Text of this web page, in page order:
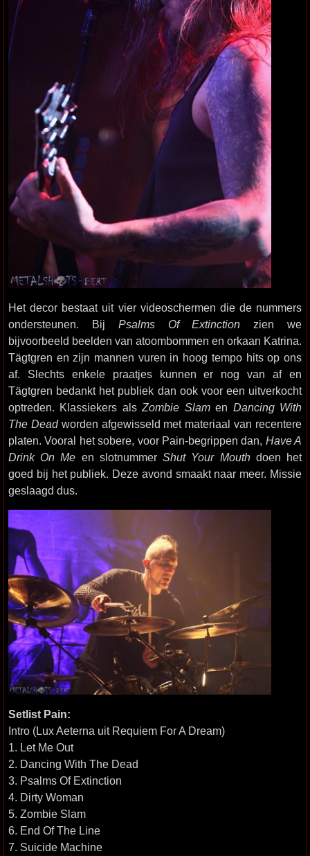
Het decor bestaat uit vier videoschermen die de nummers
ondersteunen. Bij Psalms Of Extinction zien we
bijvoorbeeld beelden van atoombommen en orkaan Katrina.
Tägtgren en zijn mannen vuren in hoog tempo hits op ons
af. Slechts enkele praatjes kunnen er nog van af en
Tägtgren bedankt het publiek dan ook voor een uitverkocht
optreden. Klassiekers als Zombie Slamen Dancing With
The Deadworden afgewisseld met materiaal van recentere
platen. Vooral het sobere, voor Pain-begrippen dan, Have A
Drink On Me en slotnummerShut Your Mouthdoen het
goed bij het publiek. Deze avond smaakt naar meer. Missie
geslaagd dus.
Setlist Pain:
Intro (Lux Aeterna uit Requiem For A Dream)
1. Let Me Out
2. Dancing With The Dead
3. Psalms Of Extinction
4. Dirty Woman
5. Zombie Slam
6. End Of The Line
7. Suicide Machine